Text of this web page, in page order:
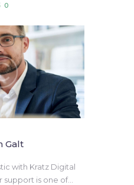
0
Galt
with Kratz Digital
is one of…